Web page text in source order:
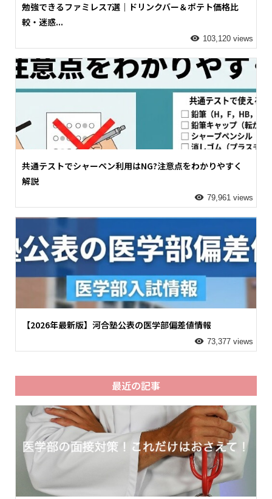
勉強できるファミレス7選｜ドリンクバー＆ポテト価格比
較・迷惑...
103,120 views
共通テストでシャーペン利用はNG?注意点をわかりやすく
解説
79,961 views
【2026年最新版】河合塾公表の医学部偏差値情報
73,377 views
最近の記事